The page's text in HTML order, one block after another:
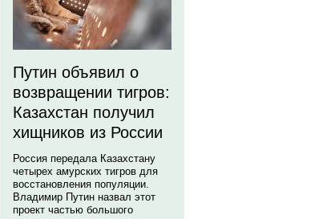
Путин объявил о
возвращении тигров:
Казахстан получил
хищников из России
Россия передала Казахстану
четырех амурских тигров для
восстановления популяции.
Владимир Путин назвал этот
проект частью большого